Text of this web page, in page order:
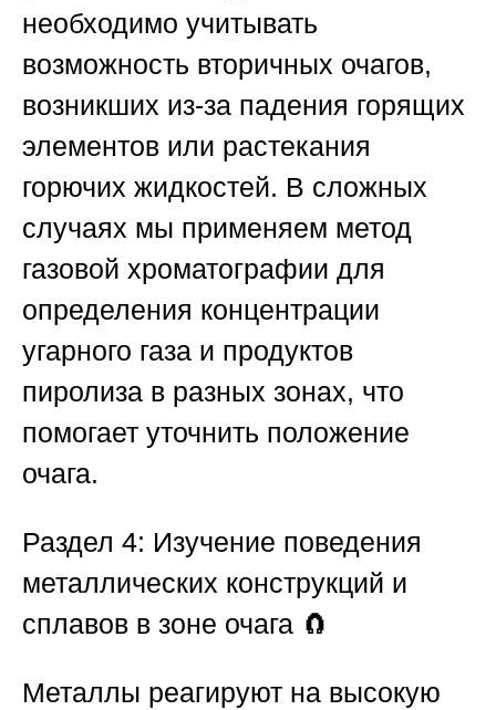
необходимо учитывать
возможность вторичных очагов,
возникших из-за падения горящих
элементов или растекания
горючих жидкостей. В сложных
случаях мы применяем метод
газовой хроматографии для
определения концентрации
угарного газа и продуктов
пиролиза в разных зонах, что
помогает уточнить положение
очага.
Раздел 4: Изучение поведения
металлических конструкций и
сплавов в зоне очага 🧲
Металлы реагируют на высокую